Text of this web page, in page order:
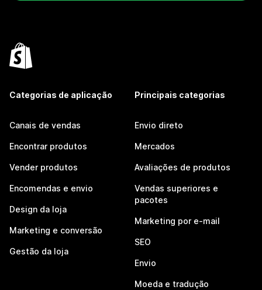
Categorias de aplicação
Canais de vendas
Encontrar produtos
Vender produtos
Encomendas e envio
Design da loja
Marketing e conversão
Gestão da loja
Principais categorias
Envio direto
Mercados
Avaliações de produtos
Vendas superiores e
pacotes
Marketing por e-mail
SEO
Envio
Moeda e tradução